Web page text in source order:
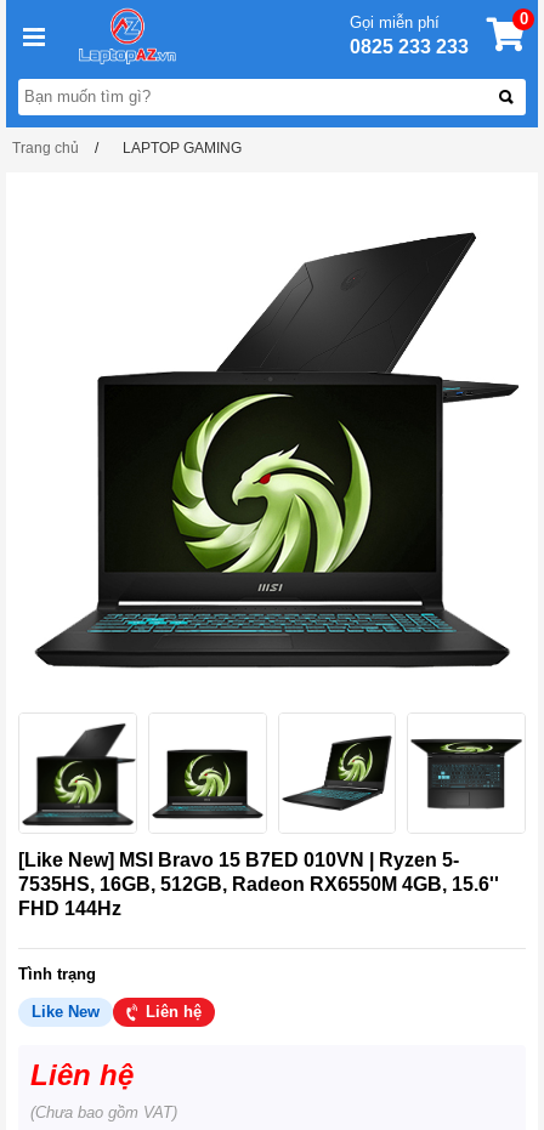
Gọi miễn phí
0825 233 233
0
Trang chủ LAPTOP GAMING
[Like New] MSI Bravo 15 B7ED 010VN | Ryzen 5-
7535HS, 16GB, 512GB, Radeon RX6550M 4GB, 15.6''
FHD 144Hz
Tình trạng
Like New Liên hệ
Liên hệ
(Chưa bao gồm VAT)